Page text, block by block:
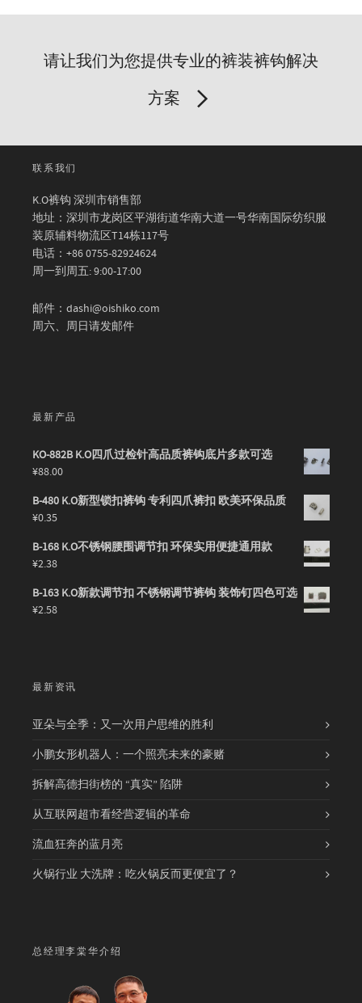
请让我们为您提供专业的裤装裤钩解决
方案
联系我们
K.O裤钩 深圳市销售部
地址：深圳市龙岗区平湖街道华南大道一号华南国际纺织服
装原辅料物流区T14栋117号
电话：+86 0755-82924624
周一到周五: 9:00-17:00
邮件：dashi@oishiko.com
周六、周日请发邮件
最新产品
KO-882B K.O四爪过检针高品质裤钩底片多款可选
¥88.00
B-480 K.O新型锁扣裤钩 专利四爪裤扣 欧美环保品质
¥0.35
B-168 K.O不锈钢腰围调节扣 环保实用便捷通用款
¥2.38
B-163 K.O新款调节扣 不锈钢调节裤钩 装饰钉四色可选
¥2.58
最新资讯
亚朵与全季：又一次用户思维的胜利
小鹏女形机器人：一个照亮未来的豪赌
拆解高德扫街榜的 “真实” 陷阱
从互联网超市看经营逻辑的革命
流血狂奔的蓝月亮
火锅行业 大洗牌：吃火锅反而更便宜了？
总经理李棠华介绍